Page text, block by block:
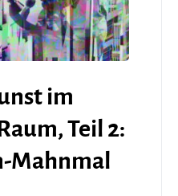
im
Teil 2:
Mahnmal